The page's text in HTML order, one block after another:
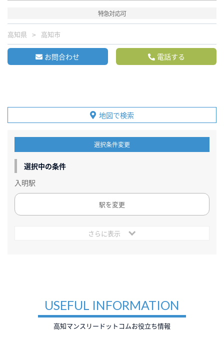
特急対応可
高知県 高知市
お問合わせ 電話する
地図で検索
選択条件変更
選択中の条件
入明駅
駅を変更
さらに表示
USEFUL INFORMATION
高知マンスリードットコムお役立ち情報